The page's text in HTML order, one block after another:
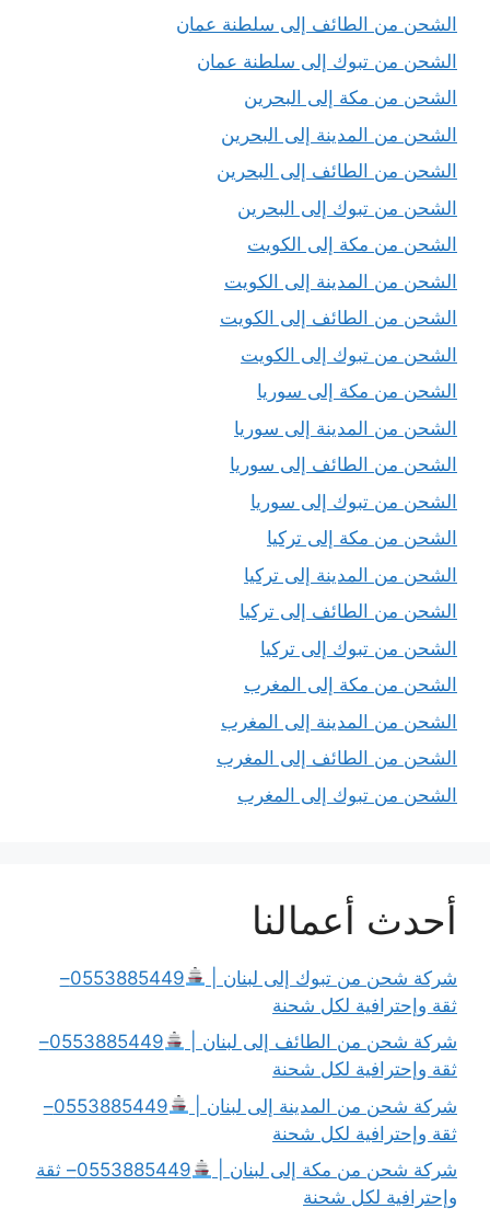
الشحن من الطائف إلى سلطنة عمان
الشحن من تبوك إلى سلطنة عمان
الشحن من مكة إلى البحرين
الشحن من المدينة إلى البحرين
الشحن من الطائف إلى البحرين
الشحن من تبوك إلى البحرين
الشحن من مكة إلى الكويت
الشحن من المدينة إلى الكويت
الشحن من الطائف إلى الكويت
الشحن من تبوك إلى الكويت
الشحن من مكة إلى سوريا
الشحن من المدينة إلى سوريا
الشحن من الطائف إلى سوريا
الشحن من تبوك إلى سوريا
الشحن من مكة إلى تركيا
الشحن من المدينة إلى تركيا
الشحن من الطائف إلى تركيا
الشحن من تبوك إلى تركيا
الشحن من مكة إلى المغرب
الشحن من المدينة إلى المغرب
الشحن من الطائف إلى المغرب
الشحن من تبوك إلى المغرب
أحدث أعمالنا
شركة شحن من تبوك إلى لبنان |
0553885449–
ثقة وإحترافية لكل شحنة
شركة شحن من الطائف إلى لبنان |
0553885449–
ثقة وإحترافية لكل شحنة
شركة شحن من المدينة إلى لبنان |
0553885449–
ثقة وإحترافية لكل شحنة
شركة شحن من مكة إلى لبنان |
0553885449– ثقة
وإحترافية لكل شحنة